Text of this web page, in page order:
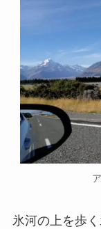
氷河の上を歩